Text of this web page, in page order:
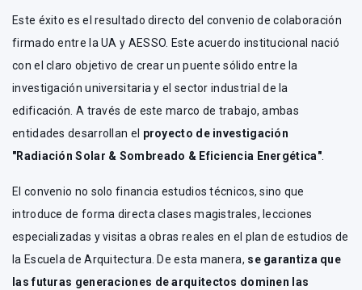
Este éxito es el resultado directo del convenio de colaboración
firmado entre la UA y AESSO. Este acuerdo institucional nació
con el claro objetivo de crear un puente sólido entre la
investigación universitaria y el sector industrial de la
edificación. A través de este marco de trabajo, ambas
entidades desarrollan el proyecto de investigación
"Radiación Solar & Sombreado & Eficiencia Energética".
El convenio no solo financia estudios técnicos, sino que
introduce de forma directa clases magistrales, lecciones
especializadas y visitas a obras reales en el plan de estudios de
la Escuela de Arquitectura. De esta manera, se garantiza que
las futuras generaciones de arquitectos dominen las